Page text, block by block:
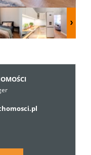
Lokale